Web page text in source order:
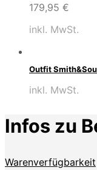
179,95 €
inkl. MwSt.
Outfit
inkl. MwSt.
Infos zu
Warenverfügbarkeit